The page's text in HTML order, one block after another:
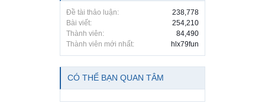
Đề tài thảo luận:
238,778
Bài viết:
254,210
Thành viên:
84,490
Thành viên mới nhất:
hlx79fun
CÓ THỂ BẠN QUAN TÂM